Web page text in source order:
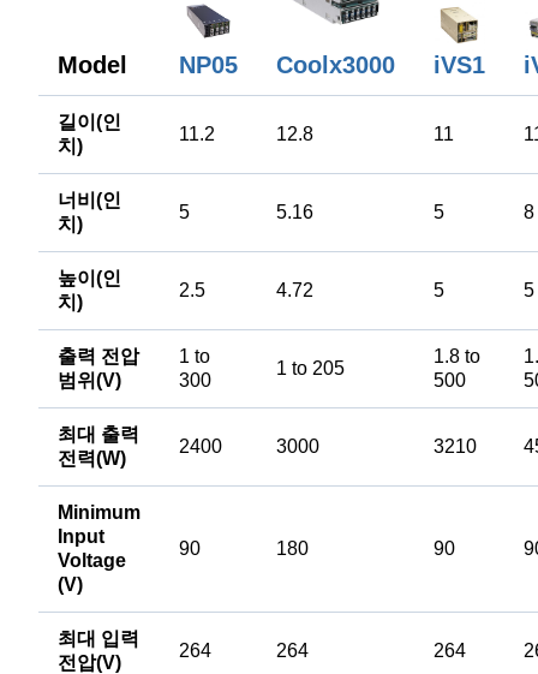
Model NP05 Coolx3000 iVS1
길이(인
치)
11.2 12.8 11
너비(인
치)
5 5.16 5 8
높이(인
치)
2.5 4.72 5 5
출력 전압
범위(V)
1 to
300
1 to 205
1.8 to
500
최대 출력
전력(W)
2400 3000 3210
Minimum
Input
Voltage
(V)
90 180 90
최대 입력
전압(V)
264 264 264